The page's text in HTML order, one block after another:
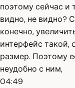
поэтому сейчас и
видно, не видно?
конечно,
интерфейс такой,
размер. Поэтому
неудобно с ним,
04:49